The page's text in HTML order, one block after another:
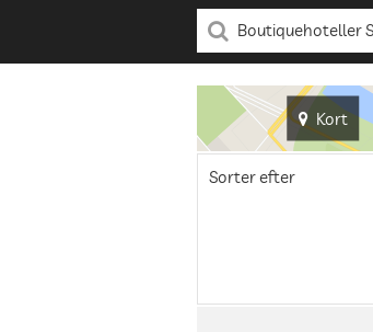
Kort
Sorter efter